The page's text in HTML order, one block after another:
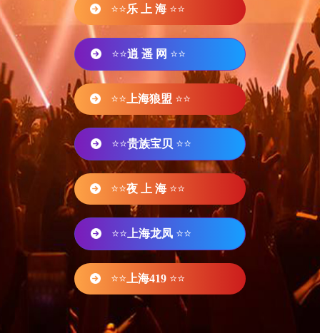
⭐⭐乐 上 海 ⭐⭐
⭐⭐逍 遥 网 ⭐⭐
⭐⭐ 上海狼盟 ⭐⭐
⭐⭐贵族宝贝 ⭐⭐
⭐⭐夜 上 海 ⭐⭐
⭐⭐ 上海龙凤 ⭐⭐
⭐⭐ 上海419 ⭐⭐